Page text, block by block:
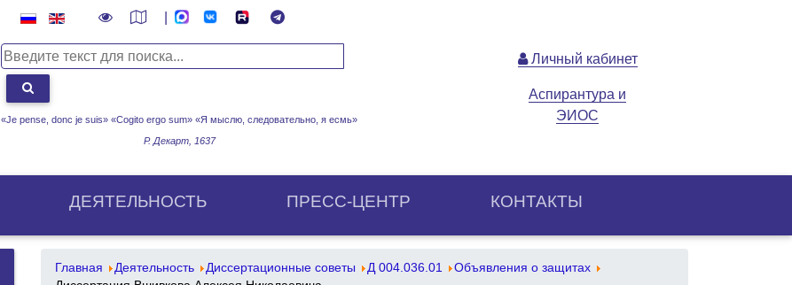
«Je pense, donc je suis» «Cogito ergo sum» «Я мыслю, следовательно, я есмь»
Р. Декарт, 1637
Личный кабинет
Аспирантура и
ЭИОС
ДЕЯТЕЛЬНОСТЬ ПРЕСС-ЦЕНТР КОНТАКТЫ
Главная Деятельность Диссертационные советы Д 004.036.01
Объявления о защитах